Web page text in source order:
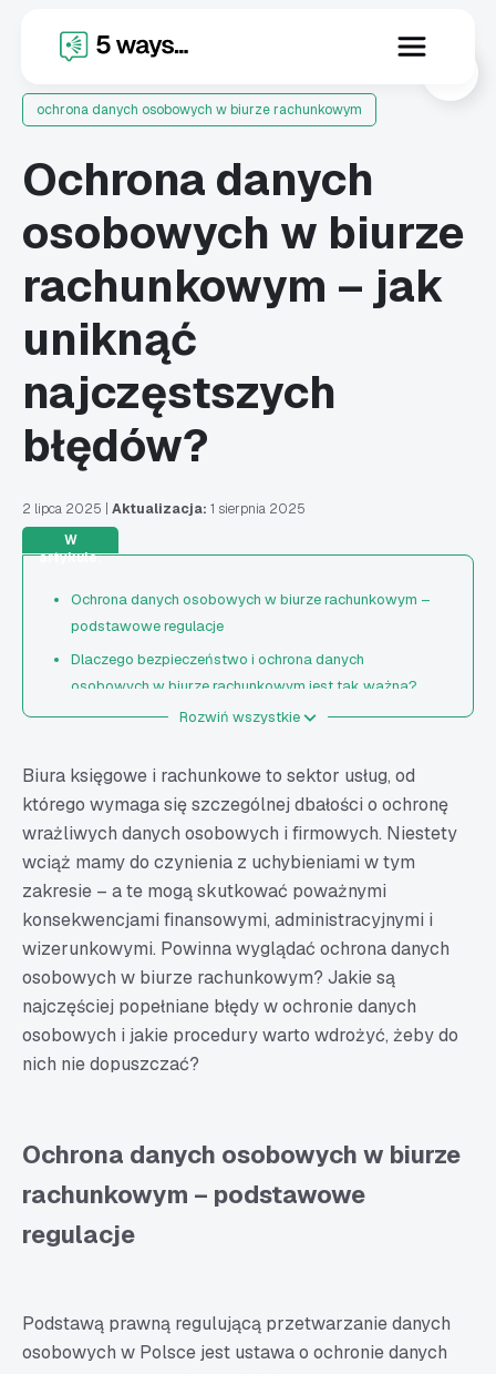
ochrona danych osobowych w biurze rachunkowym
Ochrona danych
osobowych w biurze
rachunkowym – jak
uniknąć
najczęstszych
błędów?
2 lipca 2025 Aktualizacja: 1 sierpnia 2025
W
artykule:
Ochrona danych osobowych w biurze rachunkowym –
podstawowe regulacje
Dlaczego bezpieczeństwo i ochrona danych
osobowych w biurze rachunkowym jest tak ważna?
Najczęstsze błędy związane z przetwarzaniem
osobowych w biurze rachunkowym?
Jakie są kary za naruszenie RODO? O czym warto
pamiętać?
Ochrona danych osobowych w biurze rachunkowym -
dobre praktyki
Rozwiń wszystkie
Biura księgowe i rachunkowe to sektor usług, od
którego wymaga się szczególnej dbałości o ochronę
wrażliwych danych osobowych i firmowych. Niestety
wciąż mamy do czynienia z uchybieniami w tym
zakresie – a te mogą skutkować poważnymi
konsekwencjami finansowymi, administracyjnymi i
wizerunkowymi. Powinna wyglądać ochrona danych
osobowych w biurze rachunkowym? Jakie są
najczęściej popełniane błędy w ochronie danych
osobowych i jakie procedury warto wdrożyć, żeby do
nich nie dopuszczać?
Ochrona danych osobowych w biurze
rachunkowym – podstawowe
regulacje
Podstawą prawną regulującą przetwarzanie danych
osobowych w Polsce jest ustawa o ochronie danych